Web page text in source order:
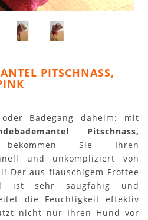
PITSCHNASS,
Badegang daheim: mit
Pitschnass,
bekommen Sie Ihren
und unkompliziert von
Der aus flauschigem Frottee
ist sehr saugfähig und
die Feuchtigkeit effektiv
nicht nur Ihren Hund vor